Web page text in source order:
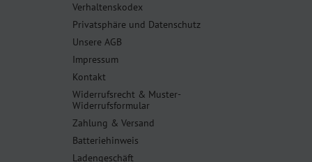
Verhaltenskodex
Privatsphäre und Datenschutz
Unsere AGB
Impressum
Kontakt
Widerrufsrecht & Muster-
Widerrufsformular
Zahlung & Versand
Batteriehinweis
Ladengeschäft